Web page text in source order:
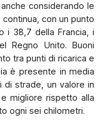
considerando le
con un punto
i 38,7 della Francia, i
Regno Unito. Buoni
tra punti di ricarica e
è presente in media
di strade, un valore in
migliore rispetto alla
ogni sei chilometri.